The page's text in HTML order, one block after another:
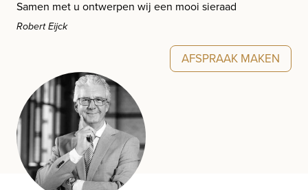
Samen met u ontwerpen wij een mooi sieraad
Robert Eijck
AFSPRAAK MAKEN